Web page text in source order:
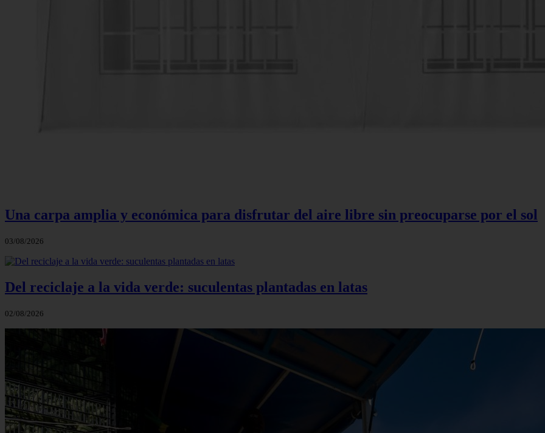
Una carpa amplia y económica para disfrutar del aire libre sin preocuparse por el sol
03/08/2026
Del reciclaje a la vida verde: suculentas plantadas en latas
02/08/2026